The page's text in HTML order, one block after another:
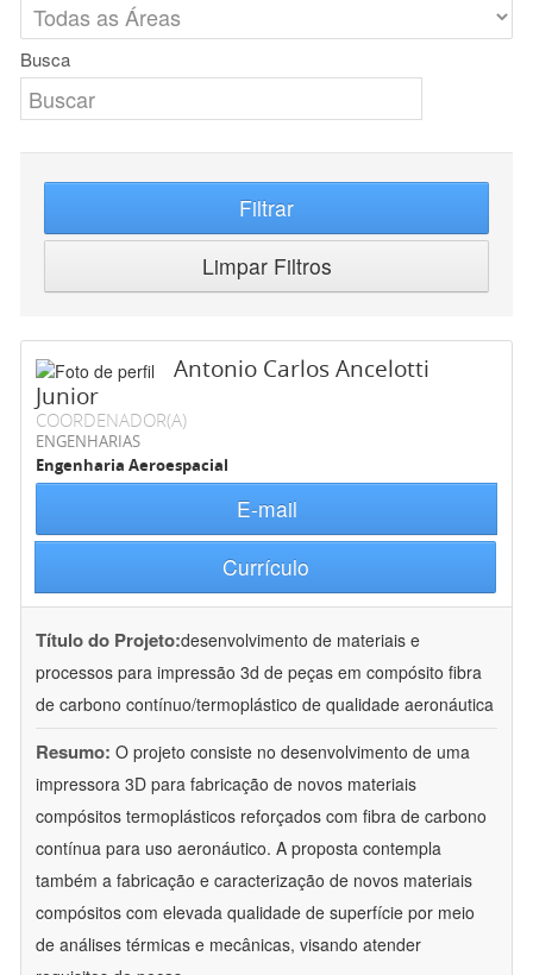
Busca
Filtrar
Limpar Filtros
Antonio Carlos Ancelotti
Junior
COORDENADOR(A)
ENGENHARIAS
Engenharia Aeroespacial
E-mail
Currículo
Título do Projeto:desenvolvimento de materiais e
processos para impressão 3d de peças em compósito fibra
de carbono contínuo/termoplástico de qualidade aeronáutica
Resumo: O projeto consiste no desenvolvimento de uma
impressora 3D para fabricação de novos materiais
compósitos termoplásticos reforçados com fibra de carbono
contínua para uso aeronáutico. A proposta contempla
também a fabricação e caracterização de novos materiais
compósitos com elevada qualidade de superfície por meio
de análises térmicas e mecânicas, visando atender